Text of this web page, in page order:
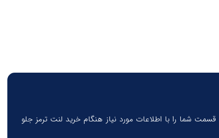
شما را با اطلاعات مورد نیاز هنگام خرید لنت ترمز جلو